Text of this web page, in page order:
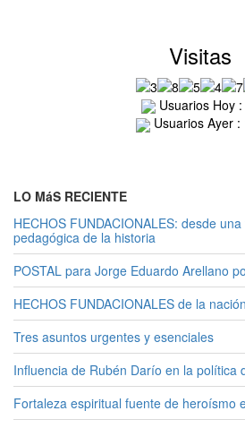
Visitas
Usuarios Hoy :
Usuarios Ayer :
LO MáS RECIENTE
HECHOS FUNDACIONALES: desde
pedagógica de la historia
POSTAL para Jorge Eduardo Arellano
HECHOS FUNDACIONALES de la
Tres asuntos urgentes y esenciales
Influencia de Rubén Darío en la política
Fortaleza espiritual fuente de heroísmo